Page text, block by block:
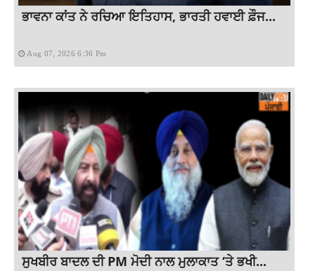
ਭਾਵਨਾ ਕਾਂਤ ਨੇ ਰਚਿਆ ਇਤਿਹਾਸ, ਭਾਰਤੀ ਹਵਾਈ ਫ਼ੌਜ...
Aug 07, 2026 6:36 Pm
ਸੁਖਬੀਰ ਬਾਦਲ ਦੀ PM ਮੋਦੀ ਨਾਲ ਮੁਲਾਕਾਤ ‘ਤੇ ਭਖੀ...